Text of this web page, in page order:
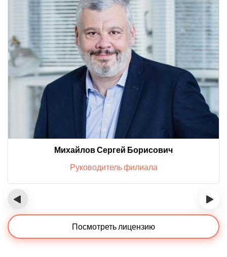
Михайлов Сергей Борисович
Руководитель филиала
‹ ›
Посмотреть лицензию